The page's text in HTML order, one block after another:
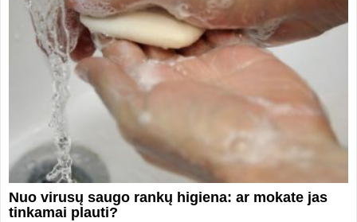
Nuo virusų saugo rankų higiena: ar mokate jas
tinkamai plauti?